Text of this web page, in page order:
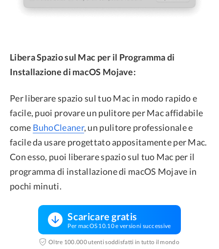
Libera Spazio sul Mac per il Programma di
Installazione di macOS Mojave:
Per liberare spazio sul tuo Mac in modo rapido e
facile, puoi provare un pulitore per Mac affidabile
come BuhoCleaner, un pulitore professionale e
facile da usare progettato appositamente per Mac.
Con esso, puoi liberare spazio sul tuo Mac per il
programma di installazione di macOS Mojave in
pochi minuti.
Scaricare gratis
Per macOS 10.10 e versioni successive
Oltre 100.000 utenti soddisfatti in tutto il mondo